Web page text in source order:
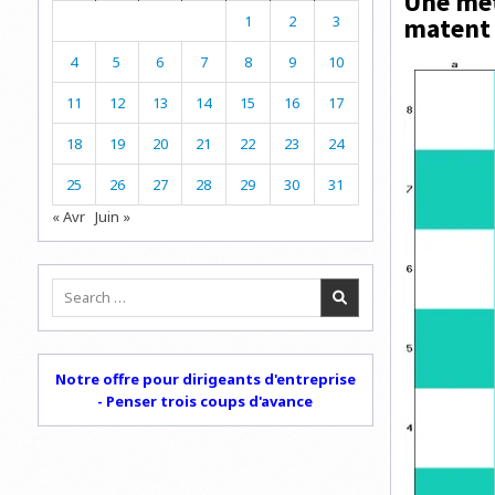
matent
1 2 3
4 5 6 7 8 9 10
11 12 13 14 15 16 17
18 19 20 21 22 23 24
25 26 27 28 29 30
31
« Avr Juin »
Search
Notre offre pour dirigeants d'entreprise
- Penser trois coups d'avance